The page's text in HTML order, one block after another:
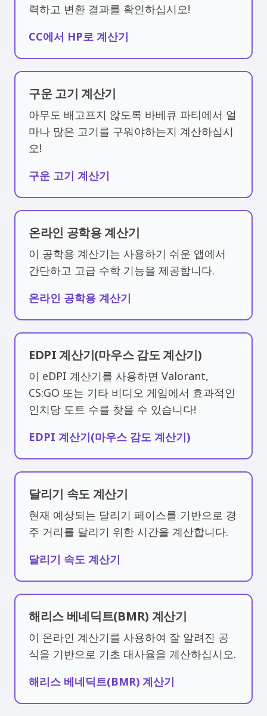
력하고 변환 결과를 확인하십시오!
CC에서 HP로 계산기
구운 고기 계산기
아무도 배고프지 않도록 바베큐 파티에서 얼
마나 많은 고기를 구워야하는지 계산하십시
오!
구운 고기 계산기
온라인 공학용 계산기
이 공학용 계산기는 사용하기 쉬운 앱에서
간단하고 고급 수학 기능을 제공합니다.
온라인 공학용 계산기
EDPI 계산기(마우스 감도 계산기)
이 eDPI 계산기를 사용하면 Valorant,
CS:GO 또는 기타 비디오 게임에서 효과적인
인치당 도트 수를 찾을 수 있습니다!
EDPI 계산기(마우스 감도 계산기)
달리기 속도 계산기
현재 예상되는 달리기 페이스를 기반으로 경
주 거리를 달리기 위한 시간을 계산합니다.
달리기 속도 계산기
해리스 베네딕트(BMR) 계산기
이 온라인 계산기를 사용하여 잘 알려진 공
식을 기반으로 기초 대사율을 계산하십시오.
해리스 베네딕트(BMR) 계산기